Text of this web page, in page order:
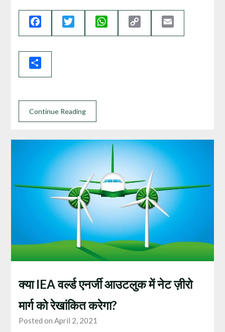
Facebook Twitter WhatsApp
Link
Continue Reading
क्या IEA वर्ल्ड एनर्जी आउटलुक में नेट ज़ीरो
मार्ग को रेखांकित करेगा?
Posted on April 2, 2021